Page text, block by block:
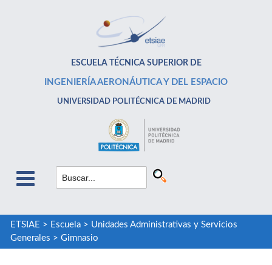
ESCUELA TÉCNICA SUPERIOR DE
INGENIERÍA AERONÁUTICA Y DEL ESPACIO
UNIVERSIDAD POLITÉCNICA DE MADRID
ETSIAE > Escuela> Unidades Administrativas y Servicios
Generales > Gimnasio